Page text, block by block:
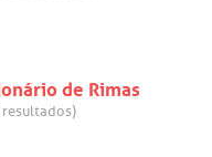
de Rimas